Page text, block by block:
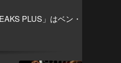
PLUS」はベン・